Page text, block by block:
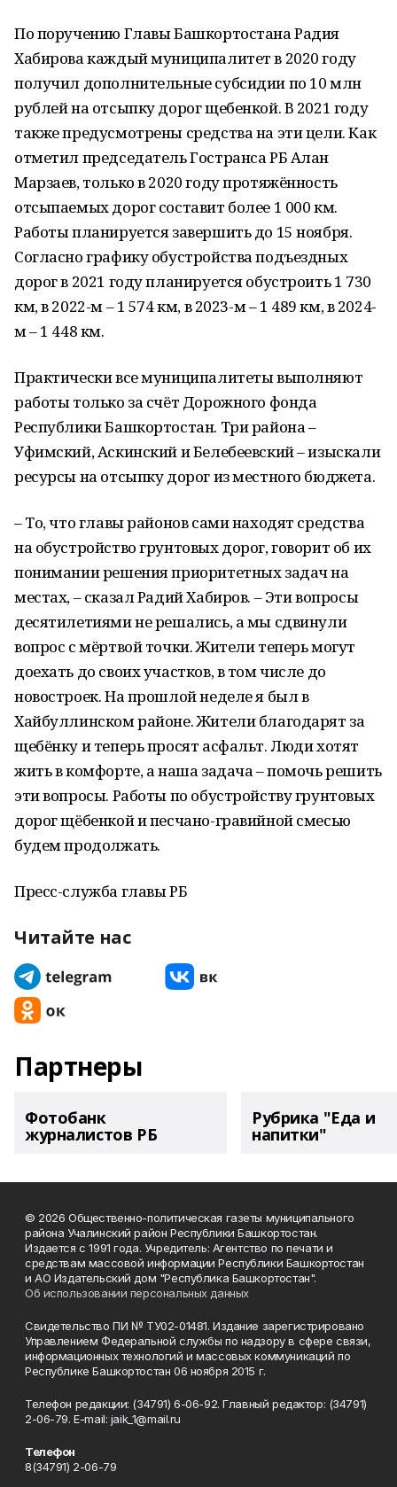
По поручению Главы Башкортостана Радия
Хабирова каждый муниципалитет в 2020 году
получил дополнительные субсидии по 10 млн
рублей на отсыпку дорог щебенкой. В 2021 году
также предусмотрены средства на эти цели. Как
отметил председатель Гостранса РБ Алан
Марзаев, только в 2020 году протяжённость
отсыпаемых дорог составит более 1 000 км.
Работы планируется завершить до 15 ноября.
Согласно графику обустройства подъездных
дорог в 2021 году планируется обустроить 1 730
км, в 2022-м – 1 574 км, в 2023-м – 1 489 км, в 2024-
м – 1 448 км.
Практически все муниципалитеты выполняют
работы только за счёт Дорожного фонда
Республики Башкортостан. Три района –
Уфимский, Аскинский и Белебеевский – изыскали
ресурсы на отсыпку дорог из местного бюджета.
– То, что главы районов сами находят средства
на обустройство грунтовых дорог, говорит об их
понимании решения приоритетных задач на
местах, – сказал Радий Хабиров. – Эти вопросы
десятилетиями не решались, а мы сдвинули
вопрос с мёртвой точки. Жители теперь могут
доехать до своих участков, в том числе до
новостроек. На прошлой неделе я был в
Хайбуллинском районе. Жители благодарят за
щебёнку и теперь просят асфальт. Люди хотят
жить в комфорте, а наша задача – помочь решить
эти вопросы. Работы по обустройству грунтовых
дорог щёбенкой и песчано-гравийной смесью
будем продолжать.
Пресс-служба главы РБ
Читайте нас
Партнеры
Фотобанк
журналистов РБ
Рубрика "Еда и
напитки"
© 2026 Общественно-политическая газеты муниципального
района Учалинский район Республики Башкортостан.
Издается с 1991 года. Учредитель: Агентство по печати и
средствам массовой информации Республики Башкортостан
и АО Издательский дом "Республика Башкортостан".
Об использовании персональных данных
Свидетельство ПИ № ТУ02-01481. Издание зарегистрировано
Управлением Федеральной службы по надзору в сфере связи,
информационных технологий и массовых коммуникаций по
Республике Башкортостан 06 ноября 2015 г.
Телефон редакции: (34791) 6-06-92. Главный редактор: (34791)
2-06-79. Е-mаil: jaik_1@mail.ru
Телефон
8(34791) 2-06-79